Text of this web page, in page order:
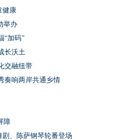
健康
举办
“加码”
长沃土
交融纽带
奏响两岸共通乡情
障
、陈萨钢琴轮番登场